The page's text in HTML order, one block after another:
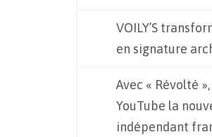
VOILY’S
en signature
Avec « Révolté
YouTube la
indépendant